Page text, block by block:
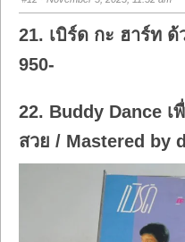
o
n
.
p
21. เบิร์ด กะ ฮาร์ท
950-
22. Buddy Dance
สวย / Mastered by